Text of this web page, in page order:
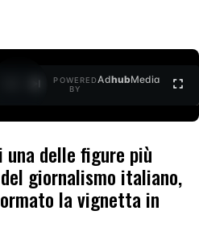
POWERED
BY
AdhubMedia
una delle figure più
giornalismo italiano,
la vignetta in